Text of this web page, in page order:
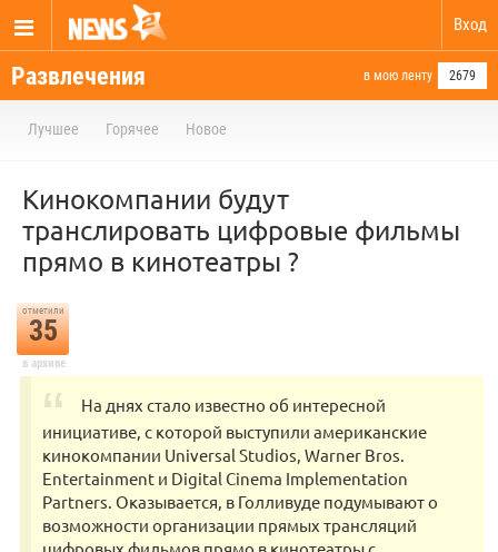
Вход
Развлечения в мою ленту 2679
Лучшее Горячее Новое
Кинокомпании будут
транслировать цифровые фильмы
прямо в кинотеатры ?
отметили
35
в архиве
На днях стало известно об интересной
инициативе, с которой выступили американские
кинокомпании Universal Studios, Warner Bros.
Entertainment и Digital Cinema Implementation
Partners. Оказывается, в Голливуде подумывают о
возможности организации прямых трансляций